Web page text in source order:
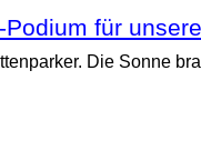
für
Die Sonne